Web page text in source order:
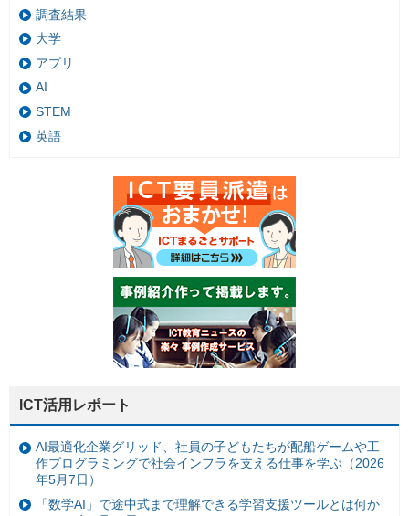
調査結果
大学
アプリ
AI
STEM
英語
ICT活用レポート
AI最適化企業グリッド、社員の子どもたちが配船ゲームや工
作プログラミングで社会インフラを支える仕事を学ぶ（2026
年5月7日）
「数学AI」で途中式まで理解できる学習支援ツールとは何か